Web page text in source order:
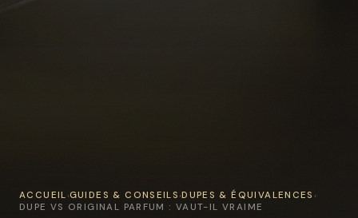
ACCUEIL ›GUIDES & CONSEILS ›DUPES & ÉQUIVALENCES ›
DUPE VS ORIGINAL PARFUM : VAUT-IL VRAIME